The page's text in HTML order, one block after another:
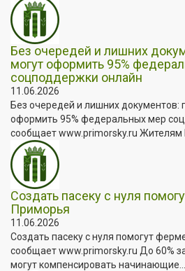
Без очередей и лишних
могут оформить 95%
соцподдержки онлайн
11.06.2026
Без очередей и лишних документов:
оформить 95% федеральных мер
сообщает www.primorsky.ru Жителям
Создать пасеку с нуля
Приморья
11.06.2026
Создать пасеку с нуля помогут
сообщает www.primorsky.ru До 60%
могут компенсировать начинающие...